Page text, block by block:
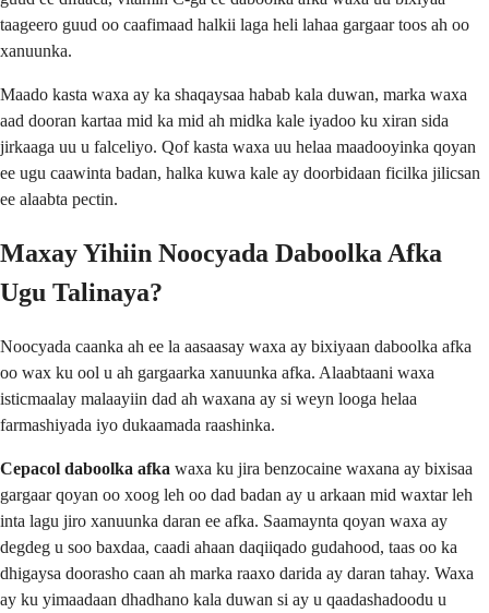
taageero guud oo caafimaad halkii laga heli lahaa gargaar toos ah oo
xanuunka.
Maado kasta waxa ay ka shaqaysaa habab kala duwan, marka waxa
aad dooran kartaa mid ka mid ah midka kale iyadoo ku xiran sida
jirkaaga uu u falceliyo. Qof kasta waxa uu helaa maadooyinka qoyan
ee ugu caawinta badan, halka kuwa kale ay doorbidaan ficilka jilicsan
ee alaabta pectin.
Maxay Yihiin Noocyada Daboolka Afka
Ugu Talinaya?
Noocyada caanka ah ee la aasaasay waxa ay bixiyaan daboolka afka
oo wax ku ool u ah gargaarka xanuunka afka. Alaabtaani waxa
isticmaalay malaayiin dad ah waxana ay si weyn looga helaa
farmashiyada iyo dukaamada raashinka.
Cepacol daboolka afka waxa ku jira benzocaine waxana ay bixisaa
gargaar qoyan oo xoog leh oo dad badan ay u arkaan mid waxtar leh
inta lagu jiro xanuunka daran ee afka. Saamaynta qoyan waxa ay
degdeg u soo baxdaa, caadi ahaan daqiiqado gudahood, taas oo ka
dhigaysa doorasho caan ah marka raaxo darida ay daran tahay. Waxa
ay ku yimaadaan dhadhano kala duwan si ay u qaadashadoodu u